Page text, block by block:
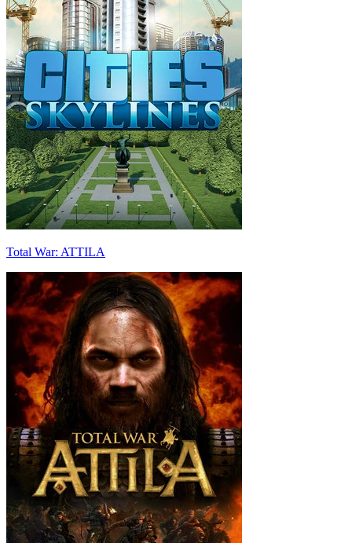
Total War: ATTILA